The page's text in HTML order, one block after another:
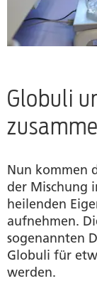
Globuli
Nun kommen
der Mischung
heilenden
aufnehmen.
sogenannten
Globuli für
werden.